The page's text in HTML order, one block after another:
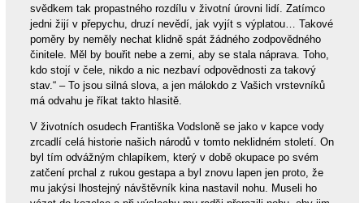
svědkem tak propastného rozdílu v životní úrovni lidí. Zatímco
jedni žijí v přepychu, druzí nevědí, jak vyjít s výplatou… Takové
poměry by neměly nechat klidně spát žádného zodpovědného
činitele. Měl by bouřit nebe a zemi, aby se stala náprava. Toho,
kdo stojí v čele, nikdo a nic nezbaví odpovědnosti za takový
stav.“ – To jsou silná slova, a jen málokdo z Vašich vrstevníků
má odvahu je říkat takto hlasitě.
V životních osudech Františka Vodsloně se jako v kapce vody
zrcadlí celá historie našich národů v tomto neklidném století. On
byl tím odvážným chlapíkem, který v době okupace po svém
zatčení prchal z rukou gestapa a byl znovu lapen jen proto, že
mu jakýsi lhostejný návštěvník kina nastavil nohu. Museli ho